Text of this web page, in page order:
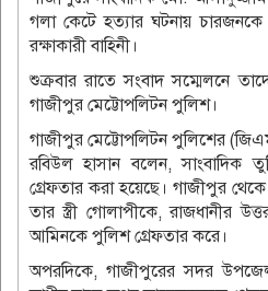
গলা কেটে হত্যার ঘটনায়
রক্ষাকারী বাহিনী।
শুক্রবার রাতে সংবাদ সম্মেলনে
গাজীপুর মেট্টোপলিটন পুলিশ।
গাজীপুর মেট্টোপলিটন পুলিশের
রবিউল হাসান বলেন, সাংবাদিক
গ্রেফতার করা হয়েছে। গাজীপুর
তার স্ত্রী গোলাপীকে, রাজধানীর
আমিনকে পুলিশ গ্রেফতার করে।
অপরদিকে, গাজীপুরের সদর